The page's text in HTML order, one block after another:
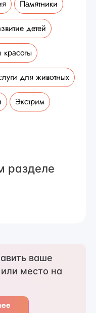
Памятники
детей
для животных
Экстрим
разделе
ваше
место на